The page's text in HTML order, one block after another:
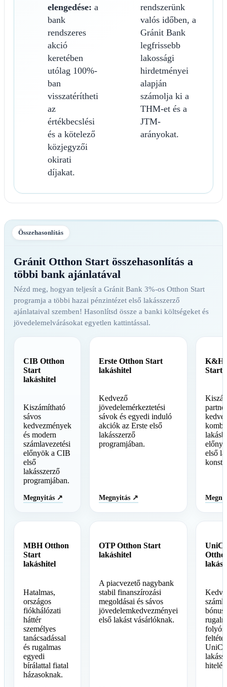
elengedése: a
bank
rendszeres
akció
keretében
utólag 100%-
ban
visszatérítheti
az
értékbecslési
és a kötelező
közjegyzői
okirati
díjakat.
rendszerünk
valós időben, a
Gránit Bank
legfrissebb
lakossági
hirdetményei
alapján
számolja ki a
THM-et és a
JTM-
arányokat.
Összehasonlítás
Gránit Otthon Start összehasonlítás a
többi bank ajánlatával
Nézd meg, hogyan teljesít a Gránit Bank 3%-os Otthon Start
programja a többi hazai pénzintézet első lakásszerző
ajánlataival szemben! Hasonlítsd össze a banki költségeket és
jövedelemelvárásokat egyetlen kattintással.
CIB Otthon
Start
lakáshitel
Kiszámítható
sávos
kedvezmények
és modern
számlavezetési
előnyök a CIB
első
lakásszerző
programjában.
Megnyitás ↗
Erste Otthon Start
lakáshitel
Kedvező
jövedelemérkeztetési
sávok és egyedi induló
akciók az Erste első
lakásszerző
programjában.
Megnyitás ↗
K&H
Start
első
MBH Otthon
Start
lakáshitel
Hatalmas,
országos
fiókhálózati
háttér
személyes
tanácsadással
és rugalmas
egyedi
bírálattal fiatal
házasoknak.
OTP Otthon Start
lakáshitel
A piacvezető nagybank
stabil finanszírozási
megoldásai és sávos
jövedelemkedvezményei
első lakást vásárlóknak.